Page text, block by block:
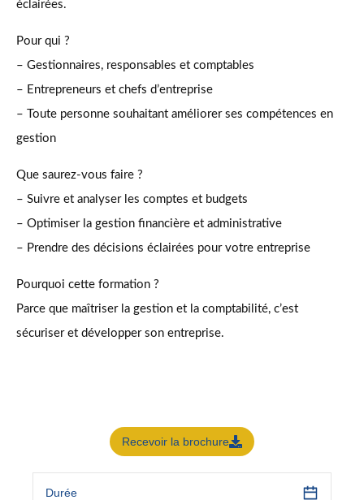
éclairées.
Pour qui ?
– Gestionnaires, responsables et comptables
– Entrepreneurs et chefs d’entreprise
– Toute personne souhaitant améliorer ses compétences en
gestion
Que saurez-vous faire ?
– Suivre et analyser les comptes et budgets
– Optimiser la gestion financière et administrative
– Prendre des décisions éclairées pour votre entreprise
Pourquoi cette formation ?
Parce que maîtriser la gestion et la comptabilité, c’est
sécuriser et développer son entreprise.
Recevoir la brochure
Durée